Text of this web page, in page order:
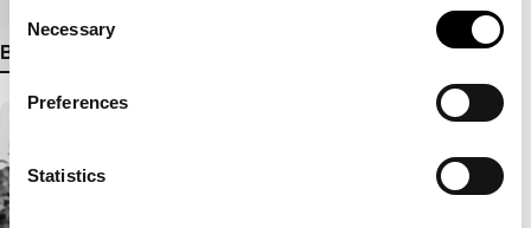
Selection
Necessary
Preferences
Statistics
Bekijk meer details